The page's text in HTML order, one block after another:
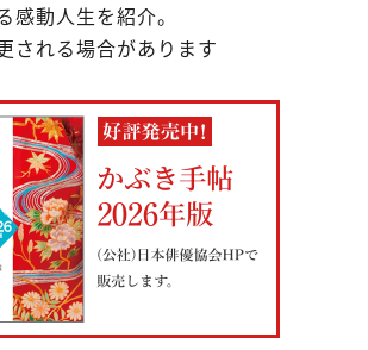
感動人生を紹介。
される場合があります